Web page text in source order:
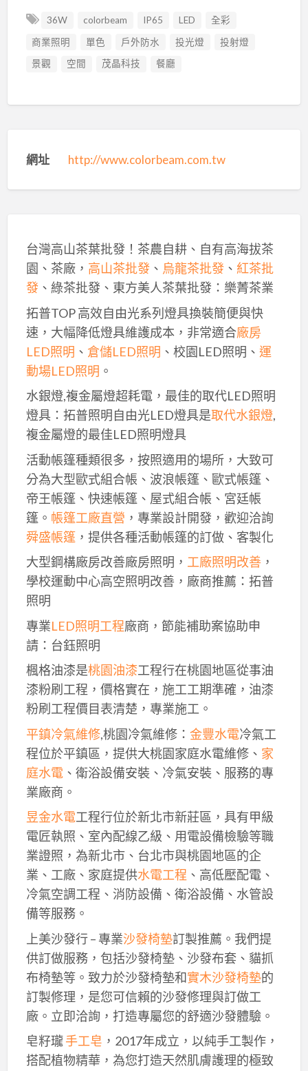
36W colorbeam IP65 LED
全彩
商業照明
單色 戶外防水 投光燈
投射燈
景觀
空間 茂晶科技 餐廳
網址 http://www.colorbeam.com.tw
台灣高山茶葉批發！茶農自耕、自有高海拔茶
園、茶廠， 高山茶批發、 烏龍茶批發、 紅茶批
發、綠茶批發、東方美人茶葉批發：樂菁茶業
拓普TOP 高效自由光系列燈具換裝簡便與快
速，大幅降低燈具維護成本，非常適合廠房
LED照明 、 倉儲LED照明 、校園LED照明、 運
動場LED照明 。
水銀燈,複金屬燈超耗電，最佳的取代LED照明
燈具：拓普照明自由光LED燈具是取代水銀燈,
複金屬燈的最佳LED照明燈具
活動帳篷種類很多，按照適用的場所，大致可
分為大型歐式組合帳、波浪帳篷、歐式帳篷、
帝王帳篷、快速帳篷、屋式組合帳、宮廷帳
篷。 帳篷工廠直營 ，專業設計開發，歡迎洽詢
舜盛帳篷，提供各種活動帳篷的訂做、客製化
大型鋼構廠房改善廠房照明， 工廠照明改善，
學校運動中心高空照明改善，廠商推薦：拓普
照明
專業LED照明工程廠商，節能補助案協助申
請：台鈺照明
楓格油漆是桃園油漆工程行在桃園地區從事油
漆粉刷工程，價格實在，施工工期準確，油漆
粉刷工程價目表清楚，專業施工。
平鎮冷氣維修,桃園冷氣維修： 金豐水電冷氣工
程位於平鎮區，提供大桃園家庭水電維修、 家
庭水電、衛浴設備安裝、冷氣安裝、服務的專
業廠商。
昱金水電工程行位於新北市新莊區，具有甲級
電匠執照、室內配線乙級、用電設備檢驗等職
業證照，為新北市、台北市與桃園地區的企
業、工廠、家庭提供水電工程 、高低壓配電、
冷氣空調工程、消防設備、衛浴設備、水管設
備等服務。
上美沙發行 – 專業沙發椅墊訂製推薦。我們提
供訂做服務，包括沙發椅墊、沙發布套、貓抓
布椅墊等。致力於沙發椅墊和實木沙發椅墊的
訂製修理，是您可信賴的沙發修理與訂做工
廠。立即洽詢，打造專屬您的舒適沙發體驗。
皂籽瓏手工皂 ，2017年成立，以純手工製作，
搭配植物精華，為您打造天然肌膚護理的極致